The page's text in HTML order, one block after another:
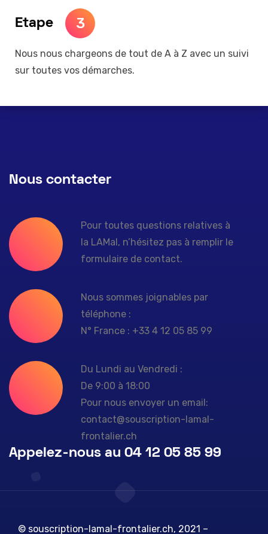
Etape 3
Nous nous chargeons de tout de A à Z avec un suivi
sur toutes vos démarches.
Nous contacter
Pour toutes questions relatives à
la LAMal, n’hésitez pas à remplir le
formulaire de contact.
Nous sommes joignables par
téléphone :
N° France : +33 4 12 05 85 99
Du Lundi au Vendredi :
De 9:00 à 18:00
Pour nous envoyer un email:
contact@souscription-lamal-
frontalier.ch
Appelez-nous au 04 12 05 85 99
© souscription-lamal-frontalier.ch, 2021 –